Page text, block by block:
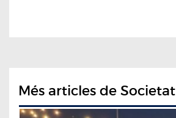
Més articles de Societat